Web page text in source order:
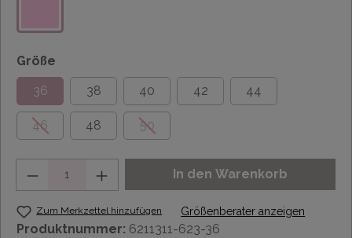
Größe
36
38 40 42 44
46 48 50
In den Warenkorb
Zum Merkzettel hinzufügen Größenberater anzeigen
Produktnummer: 6211311-623-36